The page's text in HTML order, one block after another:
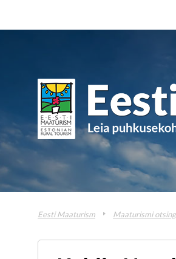
Eesti Maaturism Maaturismi otsing